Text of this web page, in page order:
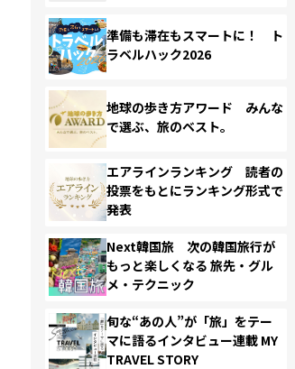
準備も滞在もスマートに！ ト
ラベルハック2026
地球の歩き方アワード みんな
で選ぶ、旅のベスト。
エアラインランキング 読者の
投票をもとにランキング形式で
発表
Next韓国旅 次の韓国旅行が
もっと楽しくなる 旅先・グル
メ・テクニック
旬な“あの人”が「旅」をテー
マに語るインタビュー連載 MY
TRAVEL STORY